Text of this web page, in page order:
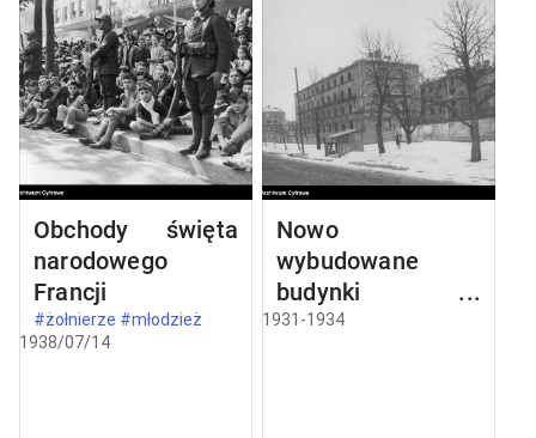
Obchody święta
narodowego
Francji
#żołnierze #młodzież
1938/07/14
Nowo
wybudowane
budynki w
Częstochowie
1931-1934